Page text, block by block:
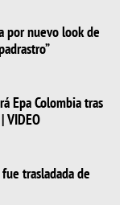
por nuevo look de
Epa Colombia tras
VIDEO
trasladada de